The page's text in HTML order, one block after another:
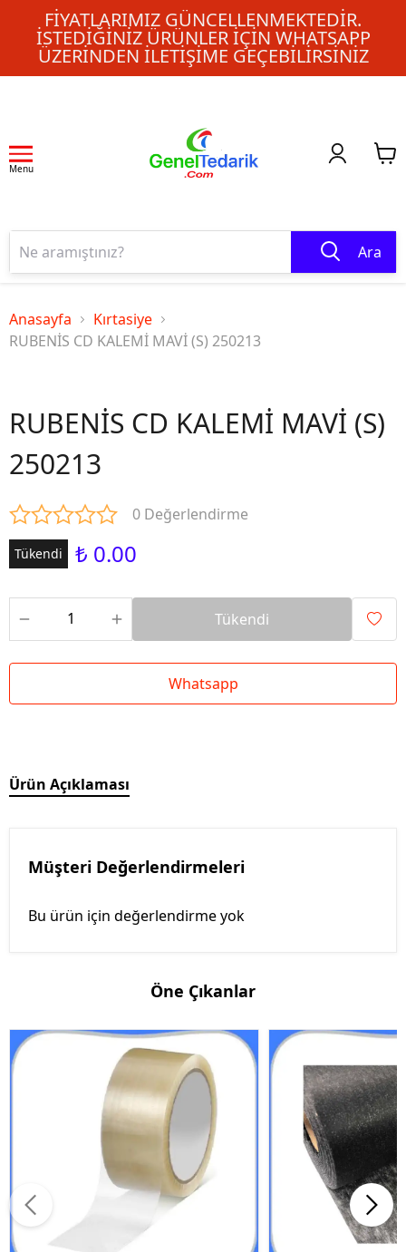
FIYATLARIMIZ GÜNCELLENMEKTEDIR.
İSTEDIĞINIZ ÜRÜNLER IÇIN WHATSAPP
ÜZERINDEN ILETIŞIME GEÇEBILIRSINIZ
Menu
Ara
Anasayfa
Kırtasiye
RUBENİS CD KALEMİ MAVİ (S) 250213
RUBENİS CD KALEMİ MAVİ (S)
250213
0 Değerlendirme
Tükendi ₺ 0.00
Tükendi
Whatsapp
Ürün Açıklaması
Müşteri Değerlendirmeleri
Bu ürün için değerlendirme yok
Öne Çıkanlar